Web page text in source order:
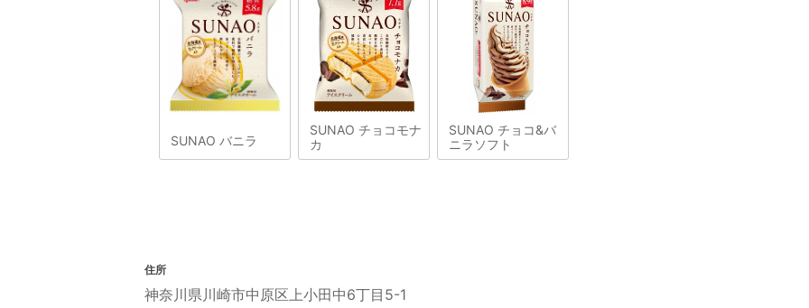
SUNAO バニラ
SUNAO チョコモナ
カ
SUNAO チョコ&バ
ニラソフト
住所
神奈川県川崎市中原区上小田中6丁目5-1